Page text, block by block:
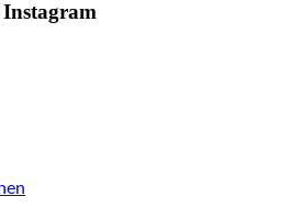
Instagram